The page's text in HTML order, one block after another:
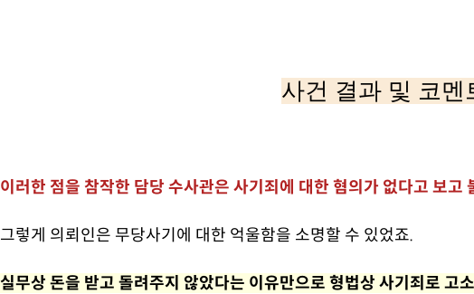
사건 결과 및 코멘
이러한 점을 참작한 담당 수사관은 사기죄에 대한 혐의가 없다고 보고
그렇게 의뢰인은 무당사기에 대한 억울함을 소명할 수 있었죠.
실무상 돈을 받고 돌려주지 않았다는 이유만으로 형법상 사기죄로 고